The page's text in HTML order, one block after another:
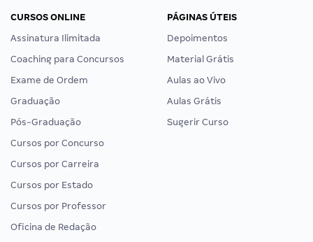
CURSOS ONLINE
Assinatura Ilimitada
Coaching para Concursos
Exame de Ordem
Graduação
Pós-Graduação
Cursos por Concurso
Cursos por Carreira
Cursos por Estado
Cursos por Professor
Oficina de Redação
PÁGINAS ÚTEIS
Depoimentos
Material Grátis
Aulas ao Vivo
Aulas Grátis
Sugerir Curso